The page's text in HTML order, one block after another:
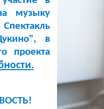
музыку
в
проекта